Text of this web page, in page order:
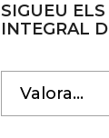
SIGUEU
INTEGRAL